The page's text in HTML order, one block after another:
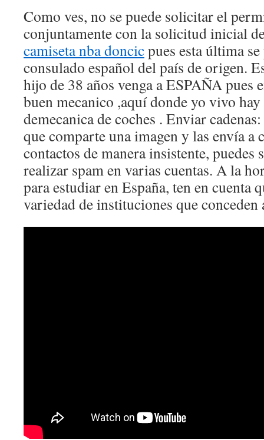
Como ves, no se puede solicitar el
conjuntamente con la solicitud inicial
camiseta nba doncicpues esta última
consulado español del país de origen.
hijo de 38 años venga a ESPAÑA pues
buen mecanico ,aquí donde yo vivo
demecanica de coches . Enviar
que comparte una imagen y las envía a
contactos de manera insistente, puedes
realizar spam en varias cuentas. A la
para estudiar en España, ten en cuenta
variedad de instituciones que conceden